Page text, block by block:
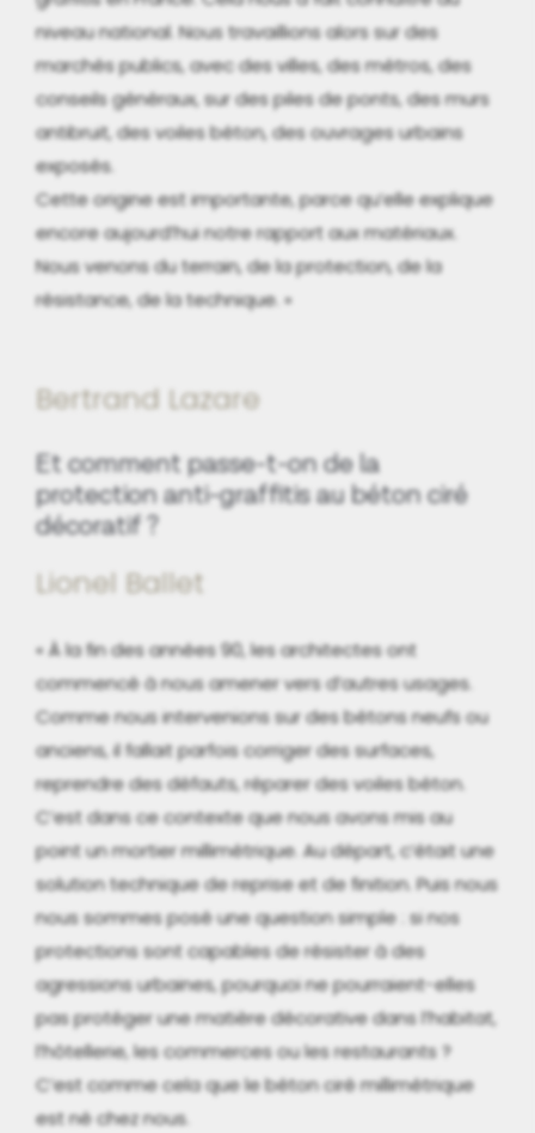
niveau national. Nous travaillions alors sur des
marchés publics, avec des villes, des métros, des
conseils généraux, sur des piles de ponts, des murs
antibruit, des voiles béton, des ouvrages urbains
exposés.
Cette origine est importante, parce qu’elle explique
encore aujourd’hui notre rapport aux matériaux.
Nous venons du terrain, de la protection, de la
résistance, de la technique. »
Bertrand Lazare
Et comment passe-t-on de la
protection anti-graffitis au béton ciré
décoratif ?
Lionel Ballet
« À la fin des années 90, les architectes ont
commencé à nous amener vers d’autres usages.
Comme nous intervenions sur des bétons neufs ou
anciens, il fallait parfois corriger des surfaces,
reprendre des défauts, réparer des voiles béton.
C’est dans ce contexte que nous avons mis au
point un mortier millimétrique. Au départ, c’était une
solution technique de reprise et de finition. Puis nous
nous sommes posé une question simple : si nos
protections sont capables de résister à des
agressions urbaines, pourquoi ne pourraient-elles
pas protéger une matière décorative dans l’habitat,
l’hôtellerie, les commerces ou les restaurants ?
C’est comme cela que le béton ciré millimétrique
est né chez nous.